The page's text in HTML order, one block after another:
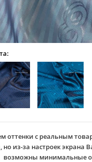
оттенки с реальным
но из-за настроек экрана
возможны минимальные